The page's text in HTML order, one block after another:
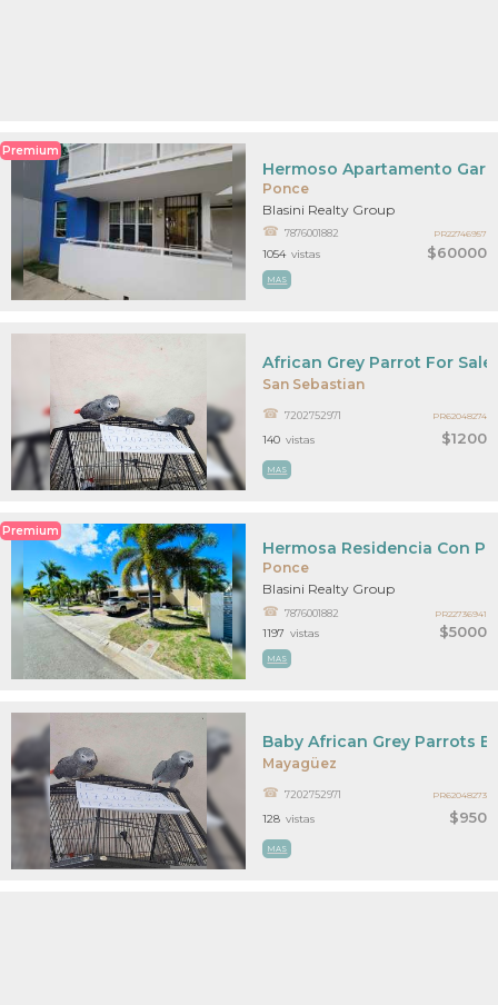
Premium
Ponce
$60000
Hermoso Apartamento
Blasini Realty Group
7876001882
MAS
1054 vistas
PR22746957
San Sebastian
$1200
African Grey Parrot For Sale
7202752971
MAS
140 vistas
PR62048274
Premium
Ponce
$5000
Hermosa Residencia Con
Blasini Realty Group
7876001882
MAS
1197 vistas
PR22736941
Mayagüez
$950
Baby African Grey Parrots
7202752971
MAS
128 vistas
PR62048273